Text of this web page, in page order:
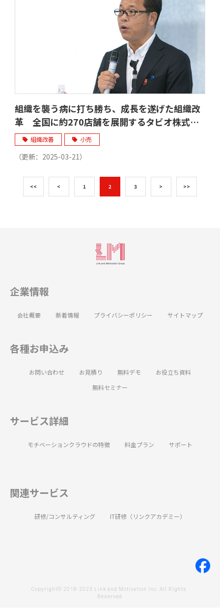
組織を襲う病に打ち勝ち、成長を遂げた組織改
革 全国に約270店舗を展開するタビオ株式会
社
組織改善 小売
（更新： 2025-03-21）
<< < 1 2 3 > >>
企業情報
会社概要 新着情報 プライバシーポリシー サイトマップ
各種お申込み
お問い合わせ お見積り 無料デモ
お役立ち資料
無料セミナー
サービス詳細
モチベーションクラウドの特徴 料金プラン サポート
関連サービス
研修/コンサルティング IT研修（リンクアカデミー）
Copyright© 2018-2023 Link and Motivation Inc. All Rights
Reserved